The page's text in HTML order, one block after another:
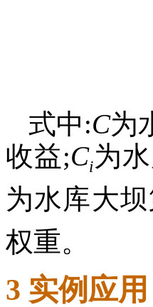
式中:C为
收益;Ci为
为水库大
权重。
3 实例应用